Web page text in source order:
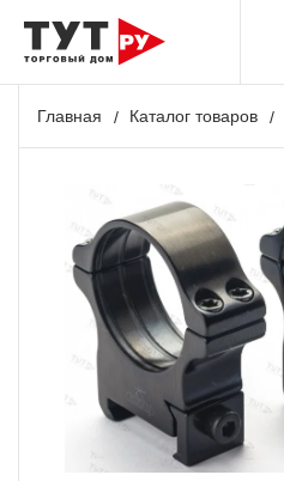
Главная Каталог товаров